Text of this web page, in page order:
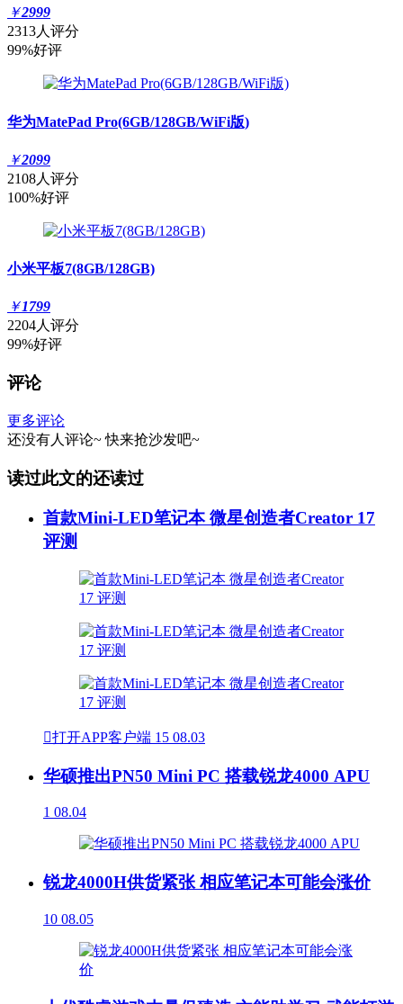
￥2999
2313人评分
99%好评
华为MatePad Pro(6GB/128GB/WiFi版)
￥2099
2108人评分
100%好评
小米平板7(8GB/128GB)
￥1799
2204人评分
99%好评
评论
更多评论
还没有人评论~ 快来抢沙发吧~
读过此文的还读过
首款Mini-LED笔记本 微星创造者Creator 17
评测
打开APP客户端 15 08.03
华硕推出PN50 Mini PC 搭载锐龙4000 APU
1 08.04
锐龙4000H供货紧张 相应笔记本可能会涨价
10 08.05